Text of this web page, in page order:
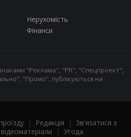
Нерухомість
Фінанси
"Реклама", "PR", "Спецпроект",
"Промо", публікуються на
| Редакція | Зв'язатися з
| Угода